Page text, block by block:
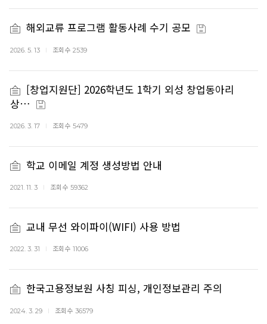
해외교류 프로그램 활동사례 수기 공모
2026. 5. 13 조회수 2539
[창업지원단] 2026학년도 1학기 외성 창업동아리
상…
2026. 3. 17 조회수 5479
학교 이메일 계정 생성방법 안내
2021. 11. 3 조회수 59362
교내 무선 와이파이(WIFI) 사용 방법
2022. 3. 31 조회수 11006
한국고용정보원 사칭 피싱, 개인정보관리 주의
2024. 3. 29 조회수 36579